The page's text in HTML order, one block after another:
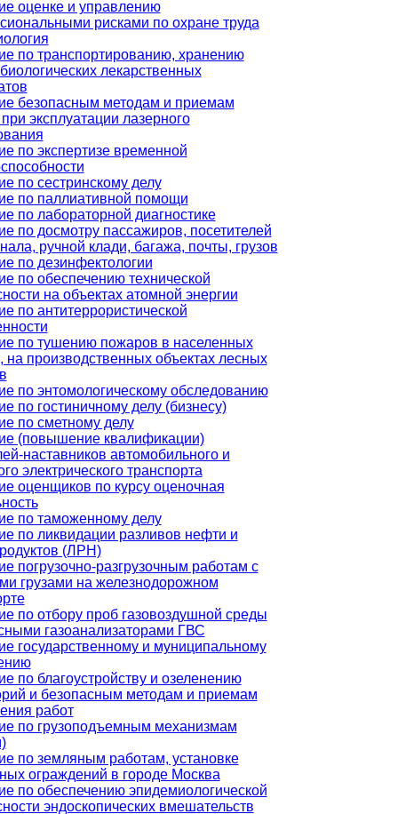
оценке и управлению
рисками по охране труда
по транспортированию, хранению
лекарственных
безопасным методам и приемам
эксплуатации лазерного
по экспертизе временной
по сестринскому делу
по паллиативной помощи
по лабораторной диагностике
по досмотру пассажиров, посетителей
ручной клади, багажа, почты, грузов
по дезинфектологии
по обеспечению технической
на объектах атомной энергии
по антитеррористической
по тушению пожаров в населенных
на производственных объектах лесных
по энтомологическому обследованию
по гостиничному делу (бизнесу)
по сметному делу
(повышение квалификации)
наставников автомобильного и
электрического транспорта
оценщиков по курсу оценочная
по таможенному делу
по ликвидации разливов нефти и
(ЛРН)
погрузочно-разгрузочным работам с
грузами на железнодорожном
по отбору проб газовоздушной среды
газоанализаторами ГВС
государственному и муниципальному
по благоустройству и озеленению
и безопасным методам и приемам
работ
по грузоподъемным механизмам
по земляным работам, установке
ограждений в городе Москва
по обеспечению эпидемиологической
эндоскопических вмешательств